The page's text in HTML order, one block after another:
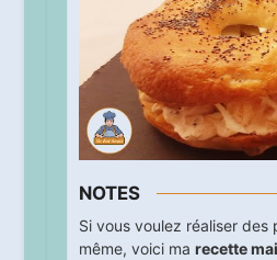
NOTES
Si vous voulez réaliser des
même, voici ma recette